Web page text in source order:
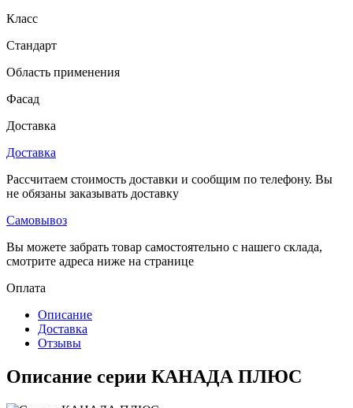
Класс
Стандарт
Область применения
Фасад
Доставка
Доставка
Рассчитаем стоимость доставки и сообщим по телефону. Вы
не обязаны заказывать доставку
Самовывоз
Вы можете забрать товар самостоятельно с нашего склада,
смотрите адреса ниже на странице
Оплата
Описание
Доставка
Отзывы
Описание серии КАНАДА ПЛЮС